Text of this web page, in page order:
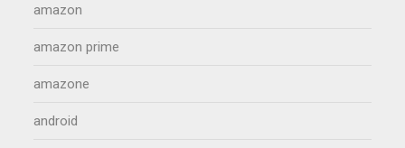
amazon
amazon prime
amazone
android